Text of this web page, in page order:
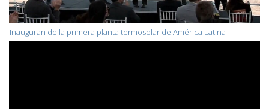
Inauguran de la primera planta termosolar de América Latina